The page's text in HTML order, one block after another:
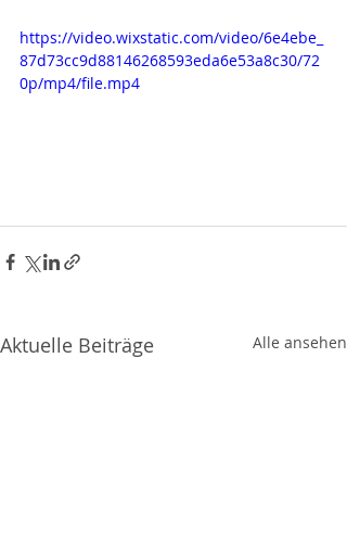
https://video.wixstatic.com/video/6e4ebe_
87d73cc9d88146268593eda6e53a8c30/72
0p/mp4/file.mp4
Aktuelle Beiträge Alle ansehen